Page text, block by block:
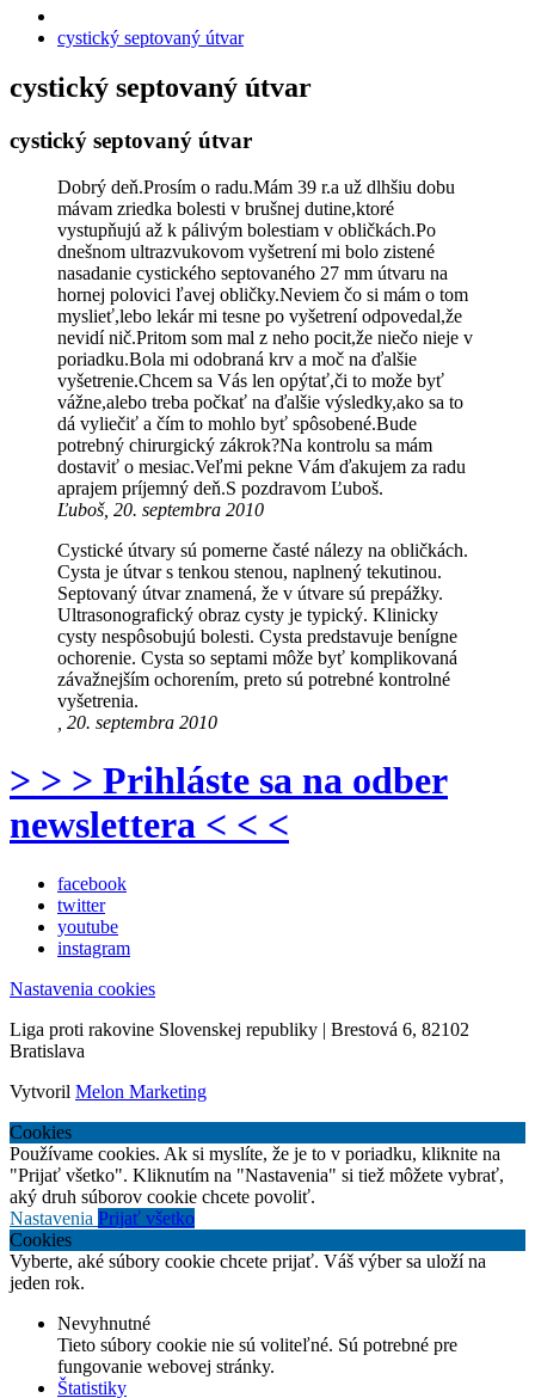
cystický septovaný útvar
cystický septovaný útvar
cystický septovaný útvar
Dobrý deň.Prosím o radu.Mám 39 r.a už dlhšiu dobu
mávam zriedka bolesti v brušnej dutine,ktoré
vystupňujú až k pálivým bolestiam v obličkách.Po
dnešnom ultrazvukovom vyšetrení mi bolo zistené
nasadanie cystického septovaného 27 mm útvaru na
hornej polovici ľavej obličky.Neviem čo si mám o tom
myslieť,lebo lekár mi tesne po vyšetrení odpovedal,že
nevidí nič.Pritom som mal z neho pocit,že niečo nieje v
poriadku.Bola mi odobraná krv a moč na ďalšie
vyšetrenie.Chcem sa Vás len opýtať,či to može byť
vážne,alebo treba počkať na ďalšie výsledky,ako sa to
dá vyliečiť a čím to mohlo byť spôsobené.Bude
potrebný chirurgický zákrok?Na kontrolu sa mám
dostaviť o mesiac.Veľmi pekne Vám ďakujem za radu
aprajem príjemný deň.S pozdravom Ľuboš.
Ľuboš, 20. septembra 2010
Cystické útvary sú pomerne časté nálezy na obličkách.
Cysta je útvar s tenkou stenou, naplnený tekutinou.
Septovaný útvar znamená, že v útvare sú prepážky.
Ultrasonografický obraz cysty je typický. Klinicky
cysty nespôsobujú bolesti. Cysta predstavuje benígne
ochorenie. Cysta so septami môže byť komplikovaná
závažnejším ochorením, preto sú potrebné kontrolné
vyšetrenia.
, 20. septembra 2010
> > > Prihláste sa na odber
newslettera < < <
facebook
twitter
youtube
instagram
Nastavenia cookies
Liga proti rakovine Slovenskej republiky | Brestová 6, 82102
Bratislava
Vytvoril Melon Marketing
Cookies
Používame cookies. Ak si myslíte, že je to v poriadku, kliknite na
"Prijať všetko". Kliknutím na "Nastavenia" si tiež môžete vybrať,
aký druh súborov cookie chcete povoliť.
Nastavenia Prijať všetko
Cookies
Vyberte, aké súbory cookie chcete prijať. Váš výber sa uloží na
jeden rok.
Nevyhnutné
Tieto súbory cookie nie sú voliteľné. Sú potrebné pre
fungovanie webovej stránky.
Štatistiky